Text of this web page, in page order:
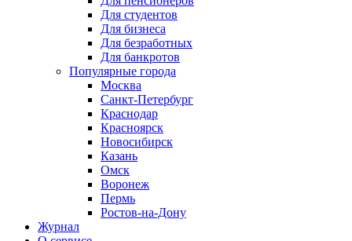
Для студентов
Для бизнеса
Для безработных
Для банкротов
Популярные города
Москва
Санкт-Петербург
Краснодар
Красноярск
Новосибирск
Казань
Омск
Воронеж
Пермь
Ростов-на-Дону
Журнал